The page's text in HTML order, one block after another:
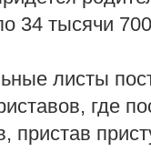
34 тысячи
листы
где
пристав